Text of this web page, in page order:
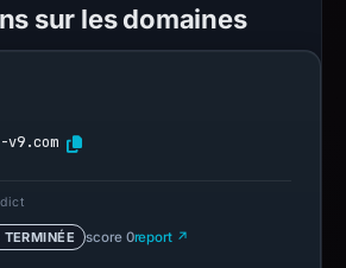
sur les domaines
score 0report ↗